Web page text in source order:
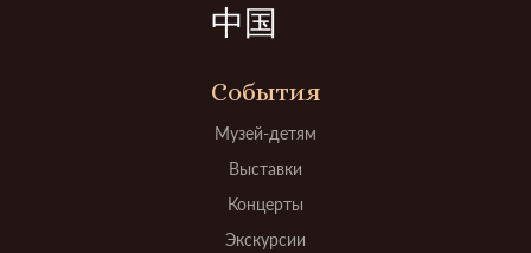
中国
События
Музей-детям
Выставки
Концерты
Экскурсии